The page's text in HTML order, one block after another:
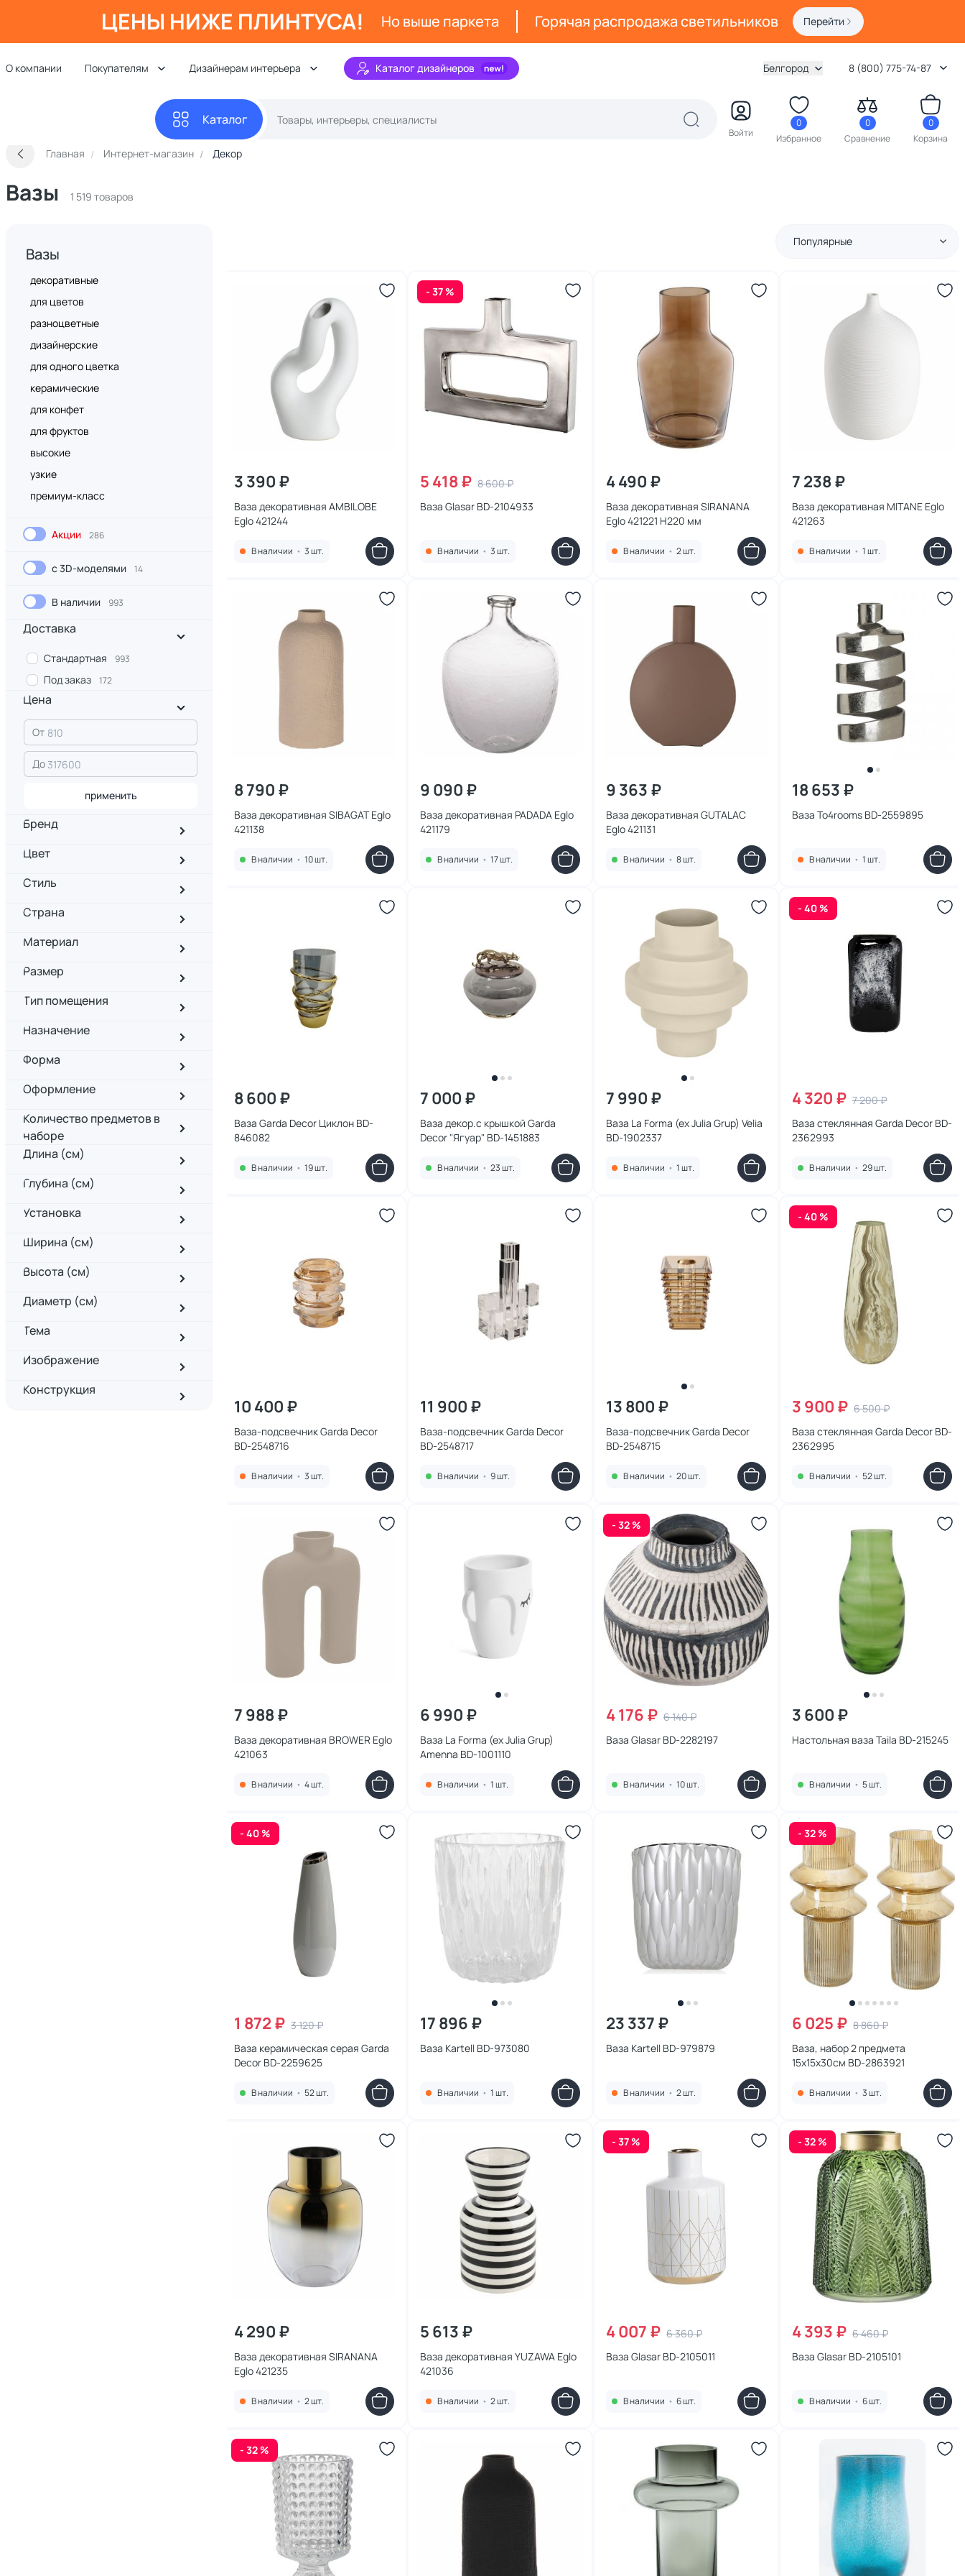
ЦЕНЫ НИЖЕ ПЛИНТУСА! Но выше паркета Горячая распродажа светильников Перейти
О компании Покупателям Дизайнерам интерьера Каталог дизайнеров Белгород 8 (800) 775-74-87
Каталог
Войти
0
Избранное
0
Сравнение
0
Корзина
Главная Интернет-магазин Декор
Вазы 1 519 товаров
Вазы
декоративные
для цветов
разноцветные
дизайнерские
для одного цветка
керамические
для конфет
для фруктов
высокие
узкие
премиум-класс
Акции 286
с 3D-моделями 14
В наличии 993
Доставка
Стандартная 993
Под заказ 172
Цена
От
До
применить
Бренд
Цвет
Стиль
Страна
Материал
Размер
Тип помещения
Назначение
Форма
Оформление
Количество предметов в
наборе
Длина (см)
Глубина (см)
Установка
Ширина (см)
Высота (см)
Диаметр (см)
Тема
Изображение
Конструкция
Популярные
3 390 ₽
Ваза декоративная AMBILOBE
Eglo 421244
В наличии • 3 шт.
- 37 %
5 418 ₽ 8 600 ₽
Ваза Glasar BD-2104933
В наличии • 3 шт.
4 490 ₽
Ваза декоративная SIRANANA
Eglo 421221 H220 мм
В наличии • 2 шт.
7 238 ₽
Ваза декоративная MITANE Eglo
421263
В наличии • 1 шт.
8 790 ₽
Ваза декоративная SIBAGAT Eglo
421138
В наличии • 10 шт.
9 090 ₽
Ваза декоративная PADADA Eglo
421179
В наличии • 17 шт.
9 363 ₽
Ваза декоративная GUTALAC
Eglo 421131
В наличии • 8 шт.
18 653 ₽
Ваза To4rooms BD-2559895
В наличии • 1 шт.
8 600 ₽
Ваза Garda Decor Циклон BD-
846082
В наличии • 19 шт.
7 000 ₽
Ваза декор.с крышкой Garda
Decor "Ягуар" BD-1451883
В наличии • 23 шт.
7 990 ₽
Ваза La Forma (ex Julia Grup) Velia
BD-1902337
В наличии • 1 шт.
- 40 %
4 320 ₽ 7 200 ₽
Ваза стеклянная Garda Decor BD-
2362993
В наличии • 29 шт.
10 400 ₽
Ваза-подсвечник Garda Decor
BD-2548716
В наличии • 3 шт.
11 900 ₽
Ваза-подсвечник Garda Decor
BD-2548717
В наличии • 9 шт.
13 800 ₽
Ваза-подсвечник Garda Decor
BD-2548715
В наличии • 20 шт.
- 40 %
3 900 ₽ 6 500 ₽
Ваза стеклянная Garda Decor BD-
2362995
В наличии • 52 шт.
7 988 ₽
Ваза декоративная BROWER Eglo
421063
В наличии • 4 шт.
6 990 ₽
Ваза La Forma (ex Julia Grup)
Amenna BD-1001110
В наличии • 1 шт.
- 32 %
4 176 ₽ 6 140 ₽
Ваза Glasar BD-2282197
В наличии • 10 шт.
3 600 ₽
Настольная ваза Taila BD-215245
В наличии • 5 шт.
- 40 %
1 872 ₽ 3 120 ₽
Ваза керамическая серая Garda
Decor BD-2259625
В наличии • 52 шт.
17 896 ₽
Ваза Kartell BD-973080
В наличии • 1 шт.
23 337 ₽
Ваза Kartell BD-979879
В наличии • 2 шт.
- 32 %
6 025 ₽ 8 860 ₽
Ваза, набор 2 предмета
15х15х30см BD-2863921
В наличии • 3 шт.
4 290 ₽
Ваза декоративная SIRANANA
Eglo 421235
В наличии • 2 шт.
5 613 ₽
Ваза декоративная YUZAWA Eglo
421036
В наличии • 2 шт.
- 37 %
4 007 ₽ 6 360 ₽
Ваза Glasar BD-2105011
В наличии • 6 шт.
- 32 %
4 393 ₽ 6 460 ₽
Ваза Glasar BD-2105101
В наличии • 6 шт.
- 32 %